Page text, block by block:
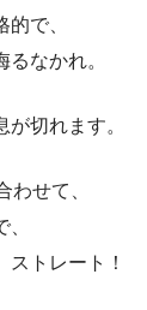
で、
るなかれ。
切れます。
わせて、
ストレート！